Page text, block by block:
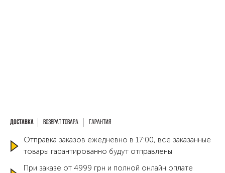
Возврат товара Гарантия
Отправка заказов ежедневно в 17:00, все заказанные
товары гарантированно будут отправлены
При заказе от 4999 грн и полной онлайн оплате